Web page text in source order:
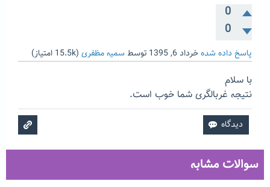
0
0
پاسخ داده شدهخرداد 6, 1395 توسط سمیه مظفری (
15.5k امتیاز)
با سلام
نتیجه غربالگری شما خوب است.
سوالات مشابه